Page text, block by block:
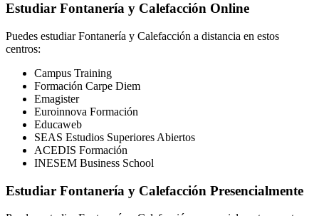
Estudiar Fontanería y Calefacción Online
Puedes estudiar Fontanería y Calefacción a distancia en estos
centros:
Campus Training
Formación Carpe Diem
Emagister
Euroinnova Formación
Educaweb
SEAS Estudios Superiores Abiertos
ACEDIS Formación
INESEM Business School
Estudiar Fontanería y Calefacción Presencialmente